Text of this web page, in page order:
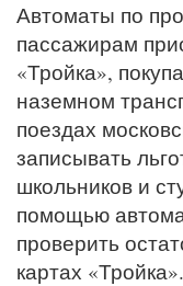
Автоматы по
пассажирам
«Тройка»,
наземном
поездах
записывать
школьников и
помощью
проверить
картах «Тройка».